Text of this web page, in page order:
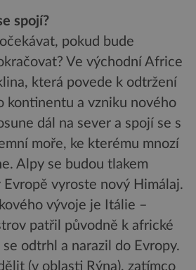
spojí?
pokud bude
Ve východní Africe
která povede k odtržení
kontinentu a vzniku nového
dál na sever a spojí se s
moře, ke kterému mnozí
Alpy se budou tlakem
vyroste nový Himálaj.
vývoje je Itálie –
patřil původně k africké
odtrhl a narazil do Evropy.
(v oblasti Rýna), zatímco